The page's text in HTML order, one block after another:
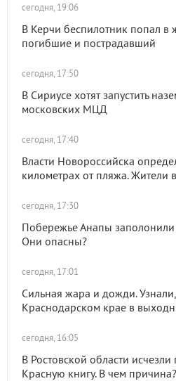
сегодня, 19:06
В Керчи беспилотник попал в
погибшие и пострадавший
сегодня, 17:50
В Сириусе хотят запустить
московских МЦД
сегодня, 17:40
Власти Новороссийска
километрах от пляжа. Жители
сегодня, 17:30
Побережье Анапы
Они опасны?
сегодня, 17:01
Сильная жара и дожди.
Краснодарском крае в
сегодня, 16:05
В Ростовской области
Красную книгу. В чем причина?